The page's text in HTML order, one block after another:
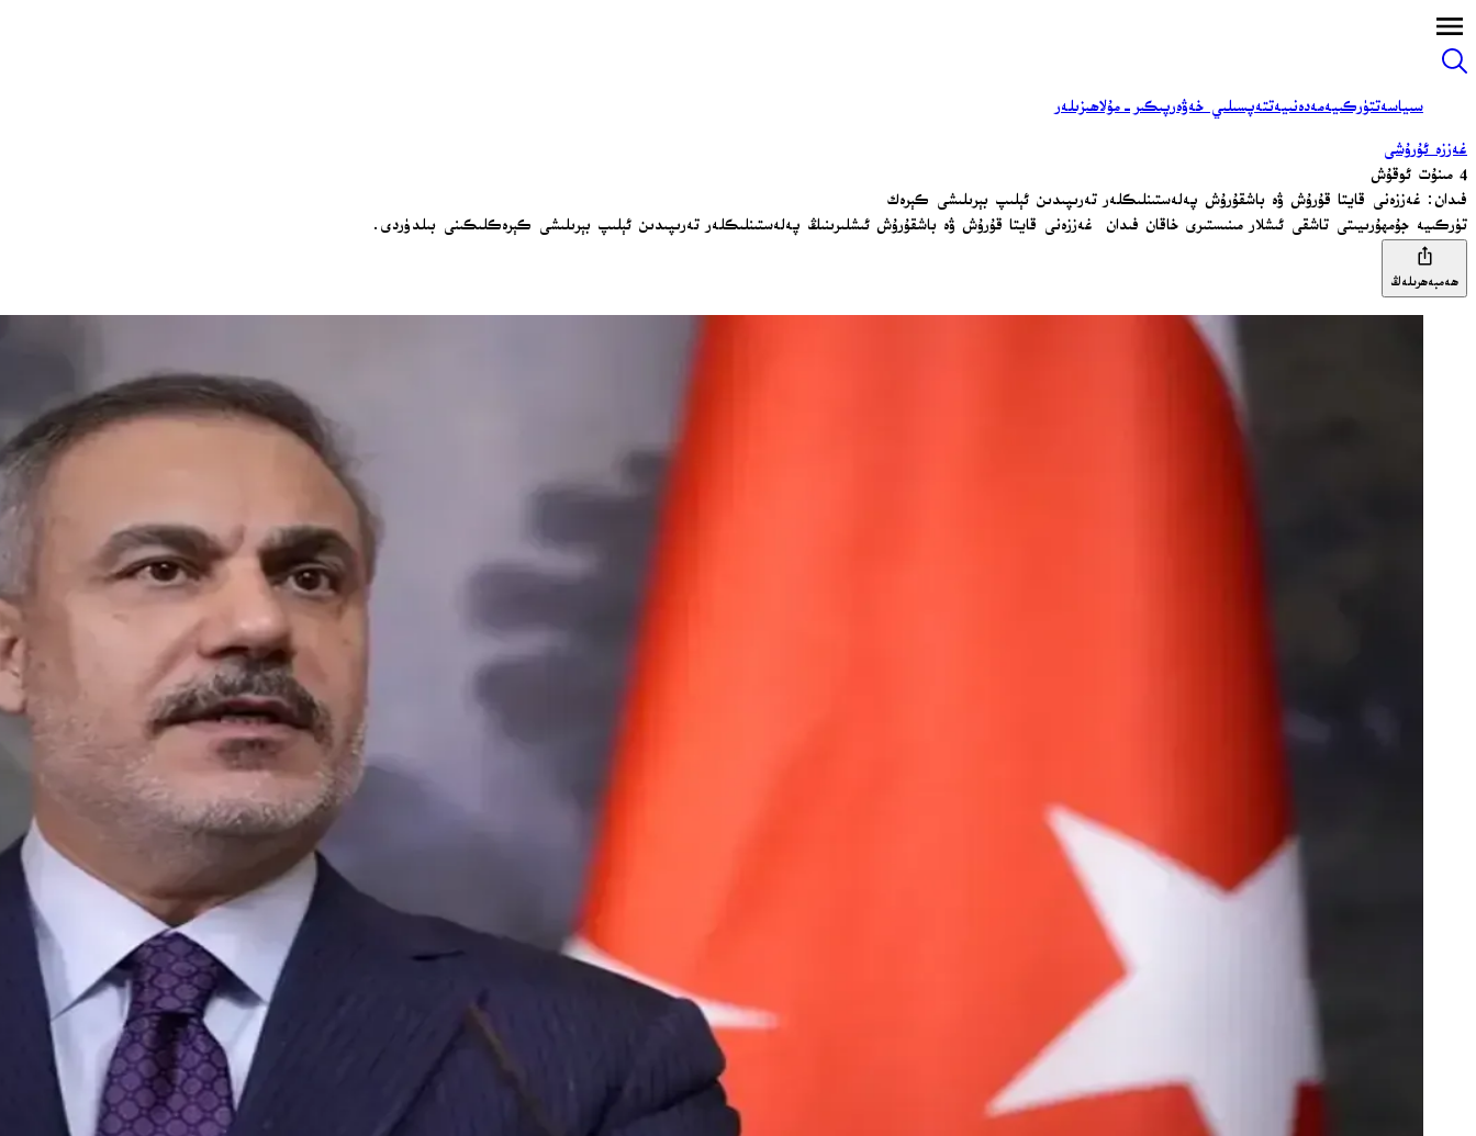
سىياسەتتۈركىيەمەدەنىيەتتەپسىلىي خەۋەرپىكىر-مۇلاھىزىلەر
غەززە ئۇرۇشى
4 مىنۇت ئوقۇش
فىدان: غەززەنى قايتا قۇرۇش ۋە باشقۇرۇش پەلەستىنلىكلەر تەرىپىدىن ئېلىپ بېرىلىشى كېرەك
تۈركىيە جۇمھۇرىيىتى تاشقى ئىشلار مىنىستىرى خاقان فىدان غەززەنى قايتا قۇرۇش ۋە باشقۇرۇش ئىشلىرىنىڭ پەلەستىنلىكلەر تەرىپىدىن ئېلىپ بېرىلىشى كېرەكلىكىنى بىلدۈردى.
ھەمبەھرىلەڭ